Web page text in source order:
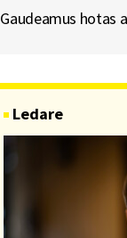
Gaudeamus hotas
Ledare